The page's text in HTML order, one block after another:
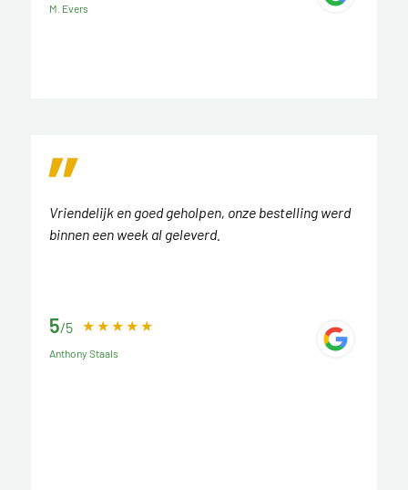
M. Evers
Vriendelijk en goed geholpen, onze bestelling werd
binnen een week al geleverd.
5/5
Anthony Staals